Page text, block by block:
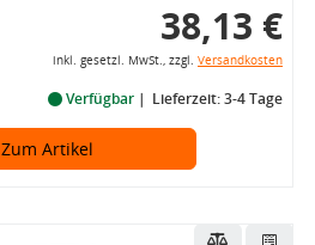
38,13 €
inkl. gesetzl. MwSt., zzgl. Versandkosten
Verfügbar Lieferzeit: 3-4 Tage
Zum Artikel